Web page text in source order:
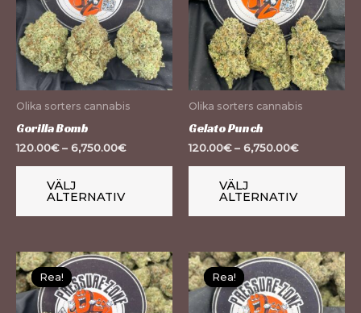
Olika sorters cannabis
Gorilla Bomb
120.00€– 6,750.00€
VÄLJ
ALTERNATIV
har
flera
varianter.
produktsidan
Olika sorters cannabis
Gelato Punch
120.00€– 6,750.00€
VÄLJ
ALTERNATIV
Rea!
Rea!
Den
här
produkten
Rea!
Rea!